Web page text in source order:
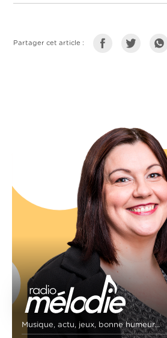
Partager cet article :
Musique, actu, jeux, bonne humeur...